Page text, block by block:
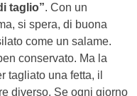
taglio”. Con un
si spera, di buona
come un salame.
conservato. Ma la
tagliato una fetta, il
diverso. Se ogni giorno